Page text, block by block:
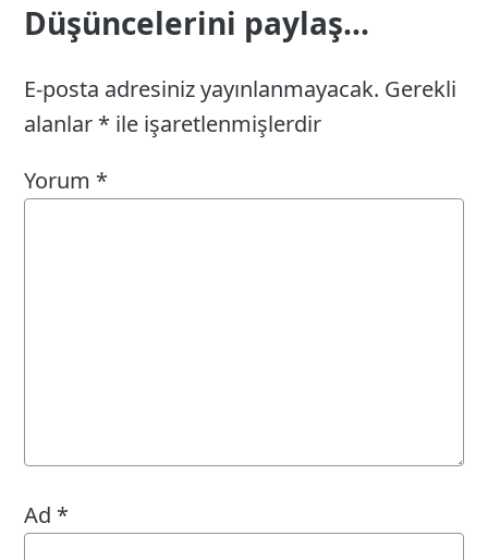
Düşüncelerini paylaş...
E-posta adresiniz yayınlanmayacak. Gerekli
alanlar * ile işaretlenmişlerdir
Yorum *
Ad *